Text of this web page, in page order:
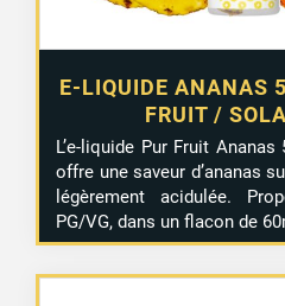
E-LIQUIDE ANANAS
FRUIT /
L’e-liquide Pur Fruit
offre une saveur d’ananas
légèrement acidulée.
PG/VG, dans un flacon de